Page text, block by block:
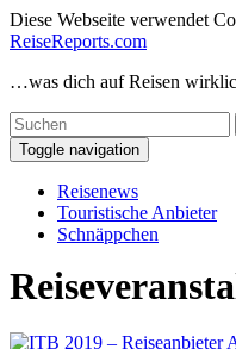
Diese Webseite verwendet
ReiseReports.com
…was dich auf Reisen
Toggle navigation
Reisenews
Touristische Anbieter
Schnäppchen